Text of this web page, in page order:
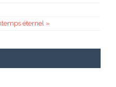
éternel »